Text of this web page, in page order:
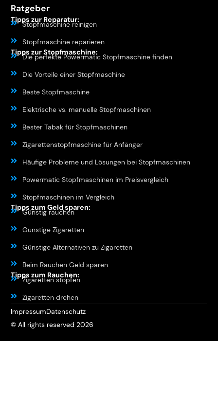
Ratgeber
Tipps zur Reparatur:
Stopfmaschine reinigen
Stopfmaschine reparieren
Tipps zur Stopfmaschine:
Die perfekte Powermatic Stopfmaschine finden
Die Vorteile einer Stopfmaschine
Beste Stopfmaschine
Elektrische vs. manuelle Stopfmaschinen
Bester Tabak für Stopfmaschinen
Zigarettenstopfmaschine für Anfänger
Häufige Probleme und Lösungen bei Stopfmaschinen
Powermatic Stopfmaschinen im Preisvergleich
Stopfmaschinen im Vergleich
Tipps zum Geld sparen:
Günstig rauchen
Günstige Zigaretten
Günstige Alternativen zu Zigaretten
Beim Rauchen Geld sparen
Tipps zum Rauchen:
Zigaretten stopfen
Zigaretten drehen
© All rights reserved 2026
ImpressumDatenschutz